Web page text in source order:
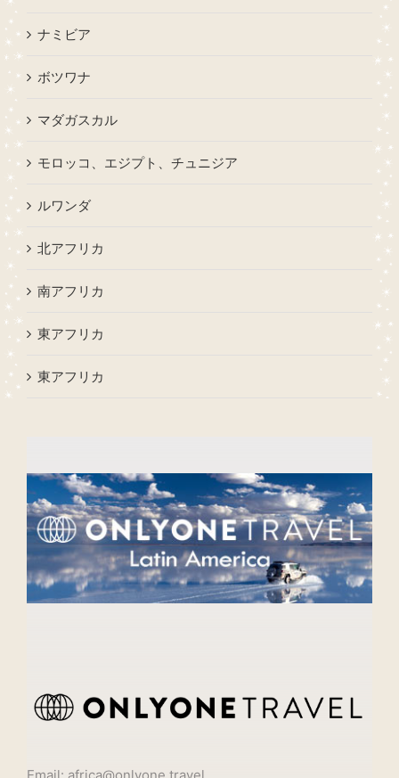
ナミビア
ボツワナ
マダガスカル
モロッコ、エジプト、チュニジア
ルワンダ
北アフリカ
南アフリカ
東アフリカ
東アフリカ